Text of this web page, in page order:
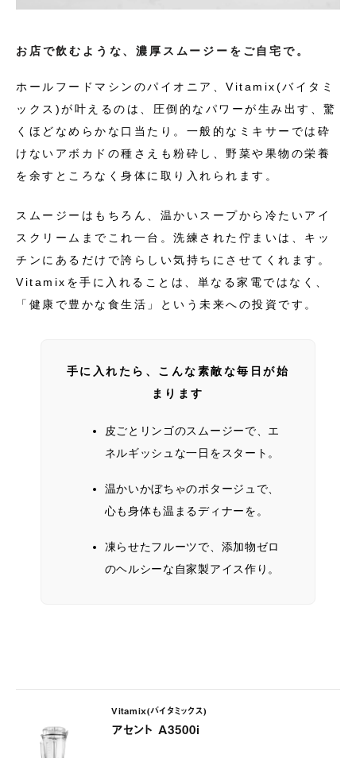
お店で飲むような、濃厚スムージーをご自宅で。
ホールフードマシンのパイオニア、Vitamix(バイタミ
ックス)が叶えるのは、圧倒的なパワーが生み出す、驚
くほどなめらかな口当たり。一般的なミキサーでは砕
けないアボカドの種さえも粉砕し、野菜や果物の栄養
を余すところなく身体に取り入れられます。
スムージーはもちろん、温かいスープから冷たいアイ
スクリームまでこれ一台。洗練された佇まいは、キッ
チンにあるだけで誇らしい気持ちにさせてくれます。
Vitamixを手に入れることは、単なる家電ではなく、
「健康で豊かな食生活」という未来への投資です。
手に入れたら、こんな素敵な毎日が始
まります
皮ごとリンゴのスムージーで、エ
ネルギッシュな一日をスタート。
温かいかぼちゃのポタージュで、
心も身体も温まるディナーを。
凍らせたフルーツで、添加物ゼロ
のヘルシーな自家製アイス作り。
Vitamix(バイタミックス)
アセント A3500i